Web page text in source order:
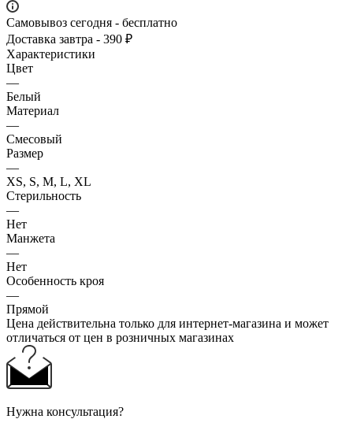
Самовывоз сегодня - бесплатно
Доставка завтра - 390 ₽
Характеристики
Цвет
—
Белый
Материал
—
Смесовый
Размер
—
XS, S, M, L, XL
Стерильность
—
Нет
Манжета
—
Нет
Особенность кроя
—
Прямой
Цена действительна только для интернет-магазина и может
отличаться от цен в розничных магазинах
Нужна консультация?